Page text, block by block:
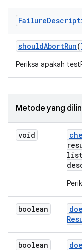
Failure
shouldAbortRun(
Periksa apakah
Metode yang
void
boolean
boolean